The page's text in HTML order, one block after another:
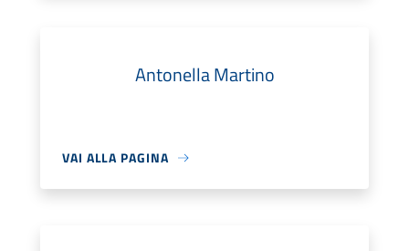
Antonella Martino
VAI ALLA PAGINA